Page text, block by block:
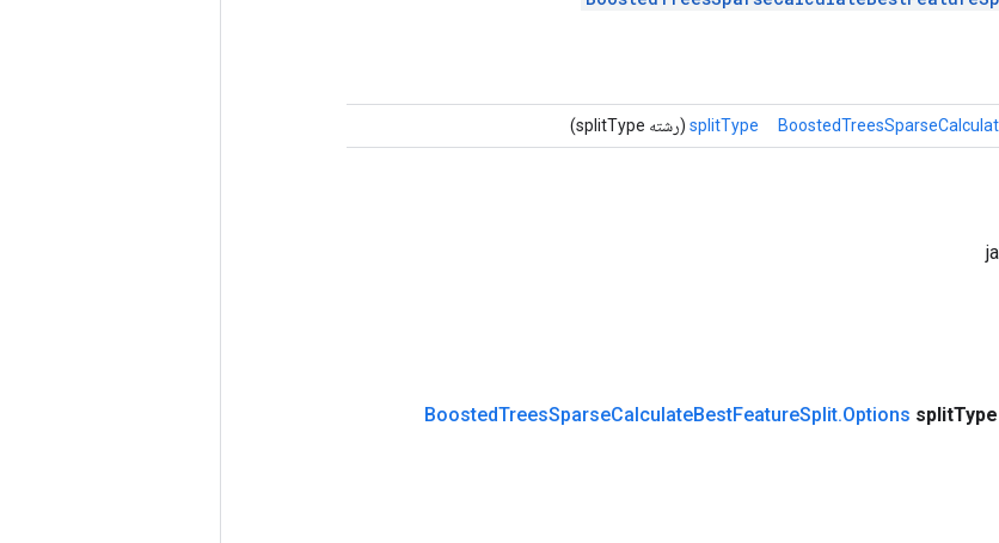
splitType (رشته splitType)
BoostedTreesSparseCalculateBestFeatureSplit.Options splitType